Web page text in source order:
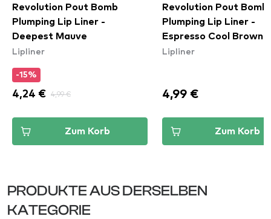
Revolution Pout Bomb
Plumping Lip Liner -
Deepest Mauve
Lipliner
-15%
4,24 € 4,99 €
Zum Korb
Revolution Pout Bomb
Plumping Lip Liner -
Espresso Cool Brown
Lipliner
4,99 €
Zum Korb
PRODUKTE AUS DERSELBEN
KATEGORIE